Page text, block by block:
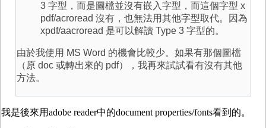
3 字型，而是圖檔並沒有嵌入字型，而這個字型 x
pdf/acroread 沒有，也無法用其他字型取代。因為
xpdf/aacroread 是可以解讀 Type 3 字型的。
由於我使用 MS Word 的機會比較少。如果有那個圖檔
（原 doc 或轉出來的 pdf），我再來試試看有沒有其他
方法。
我是後來用adobe reader中的document properties/fonts看到的。